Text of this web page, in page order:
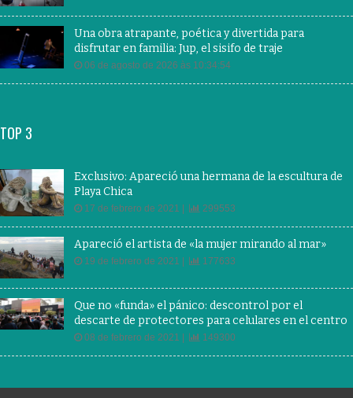
Una obra atrapante, poética y divertida para
disfrutar en familia: Jup, el sisifo de traje
06 de agosto de 2026 às 10:34:54
TOP 3
Exclusivo: Apareció una hermana de la escultura de
Playa Chica
17 de febrero de 2021 | 299553
Apareció el artista de «la mujer mirando al mar»
19 de febrero de 2021 | 177633
Que no «funda» el pánico: descontrol por el
descarte de protectores para celulares en el centro
08 de febrero de 2021 | 149300